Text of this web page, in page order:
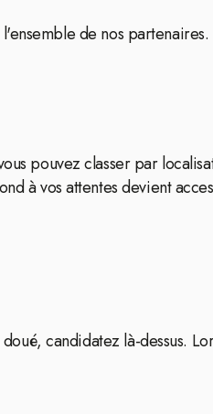
de nos partenaires.
pouvez classer par
à vos attentes devient
candidatez là-dessus.